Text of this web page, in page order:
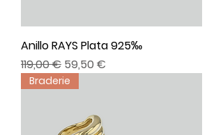
Anillo RAYS Plata 925‰
Precio
119,00 € Precio de oferta
59,50 €
Braderie